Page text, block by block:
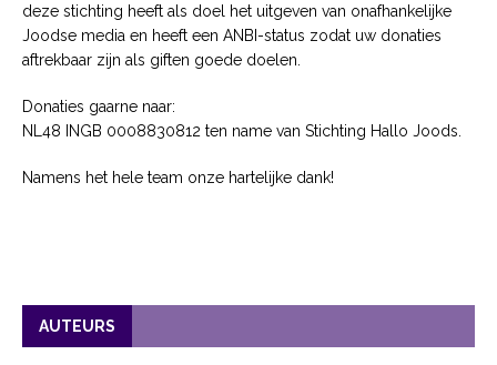
deze stichting heeft als doel het uitgeven van onafhankelijke
Joodse media en heeft een ANBI-status zodat uw donaties
aftrekbaar zijn als giften goede doelen.
Donaties gaarne naar:
NL48 INGB 0008830812 ten name van Stichting Hallo Joods.
Namens het hele team onze hartelijke dank!
AUTEURS